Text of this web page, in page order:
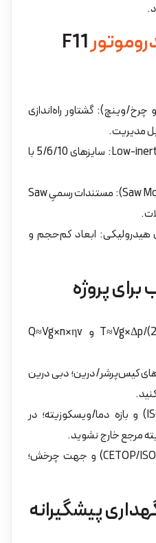
F11
چرخ/وینچ): گشتاور راه‌اندازی
مدیریت.
• تجهیزات صنعتی پرسرعت/Low-inertia: سایزهای 5/6/10 با
• اره و جنگل‌داری (Saw Motor Variant): مستندات رسمیِ Saw
هیدرولیکی: ابعاد کم‌حجم و
پروژه
• محاسبه گشتاور/دبی: T≈Vg×Δp/(20π) و Q≈Vg×n×ηv
کیس‌پرشر/درین؛ دبی درین
• نوع سیال/تمیزی (ISO 4406) و بازه دما/ویسکوزیته؛ در
مرجع خارج نشوید.
• استاندارد فلنج/شفت (CETOP/ISO/SAE) و جهت چرخش؛
پیشگیرانه